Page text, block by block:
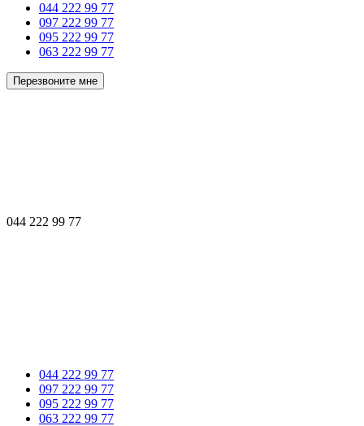
044 222 99 77
097 222 99 77
095 222 99 77
063 222 99 77
Перезвоните мне
044 222 99 77
044 222 99 77
097 222 99 77
095 222 99 77
063 222 99 77